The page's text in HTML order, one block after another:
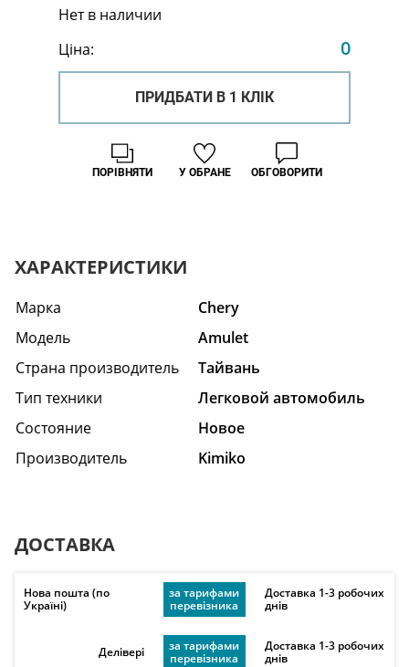
Нет в наличии
Ціна:
0
ПРИДБАТИ В 1 КЛІК
У ОБРАНЕ
ПОРІВНЯТИ ОБГОВОРИТИ
ХАРАКТЕРИСТИКИ
Марка
Chery
Модель
Amulet
Страна производитель
Тайвань
Тип техники
Легковой автомобиль
Состояние
Hовое
Производитель
Kimiko
ДОСТАВКА
Нова пошта (по
Україні)
за тарифами
перевізника
Доставка 1-3 робочих
днів
Делівері
за тарифами
перевізника
Доставка 1-3 робочих
днів